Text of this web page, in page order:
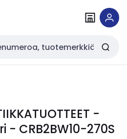
-
CRB2BW10-270S